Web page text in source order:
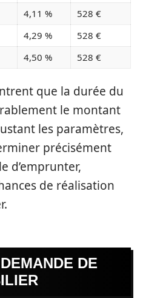
4,11 %
528 €
4,29 %
528 €
4,50 % 528 €
que la durée du
le montant
les paramètres,
précisément
d’emprunter,
de réalisation
DE